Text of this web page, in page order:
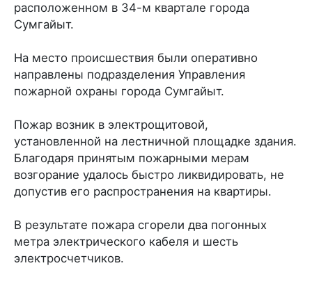
расположенном в 34-м квартале города
Сумгайыт.
На место происшествия были оперативно
направлены подразделения Управления
пожарной охраны города Сумгайыт.
Пожар возник в электрощитовой,
установленной на лестничной площадке здания.
Благодаря принятым пожарными мерам
возгорание удалось быстро ликвидировать, не
допустив его распространения на квартиры.
В результате пожара сгорели два погонных
метра электрического кабеля и шесть
электросчетчиков.